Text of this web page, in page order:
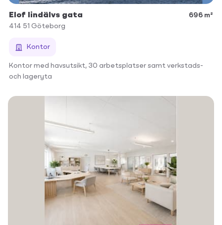
Elof lindälvs gata
696 m²
414 51 Göteborg
Kontor
Kontor med havsutsikt, 30 arbetsplatser samt verkstads-
och lageryta